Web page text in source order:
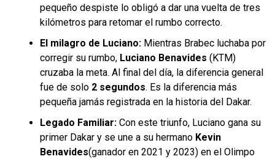
pequeño despiste lo obligó a dar una vuelta de tres
kilómetros para retomar el rumbo correcto.
El milagro de Luciano: Mientras Brabec luchaba por
corregir su rumbo, Luciano Benavides (KTM)
cruzaba la meta. Al final del día, la diferencia general
fue de solo 2 segundos. Es la diferencia más
pequeña jamás registrada en la historia del Dakar.
Legado Familiar: Con este triunfo, Luciano gana su
primer Dakar y se une a su hermano Kevin
Benavides(ganador en 2021 y 2023) en el Olimpo